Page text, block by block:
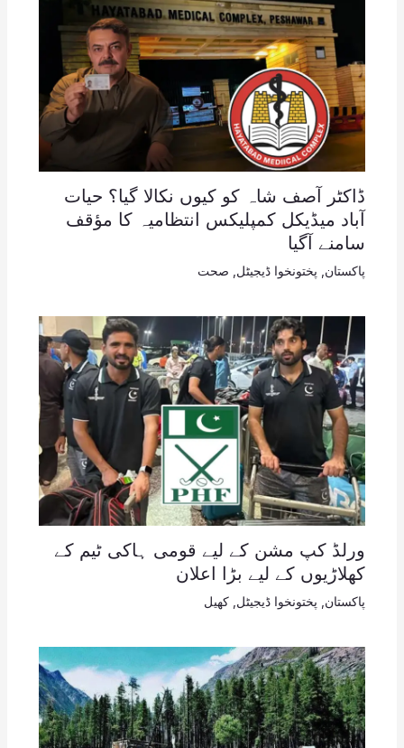
ڈاکٹر آصف شاہ کو کیوں نکالا گیا؟ حیات
آباد میڈیکل کمپلیکس انتظامیہ کا مؤقف
سامنے آگیا
پاکستان پختونخوا ڈیجیٹل صحت
ورلڈ کپ مشن کے لیے قومی ہاکی ٹیم کے
کھلاڑیوں کے لیے بڑا اعلان
پاکستان پختونخوا ڈیجیٹل کھیل